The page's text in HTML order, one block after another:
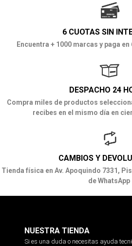
6 CUOTAS SIN
Encuentra + 1000 marcas y paga
DESPACHO 24
Compra miles de productos
recibes en el mismo día en
CAMBIOS Y
Tienda física en Av. Apoquindo 7331,
de WhatsApp
NUESTRA TIENDA
Si es una duda o necesitas ayuda